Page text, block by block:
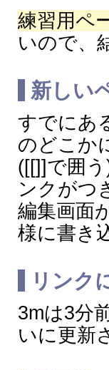
練習用ペ
いので、
新しい
すでにあ
のどこか
([[]]で囲
ンクがつ
編集画面
様に書き
リンク
3mは3分
いに更新